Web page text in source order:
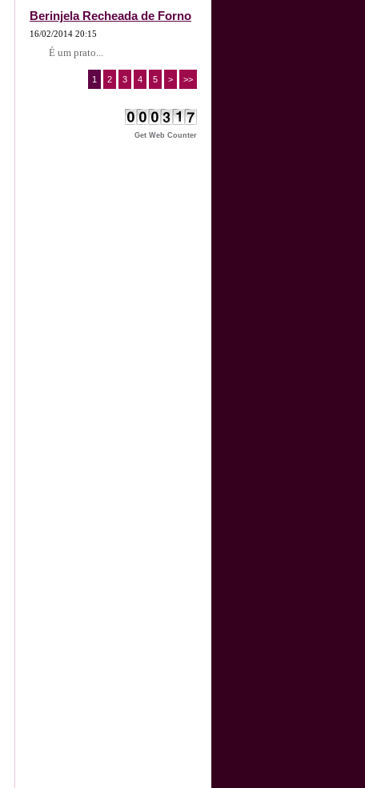
Berinjela Recheada de Forno
16/02/2014 20:15
É um prato...
1 2 3 4 5 > >>
Get Web Counter